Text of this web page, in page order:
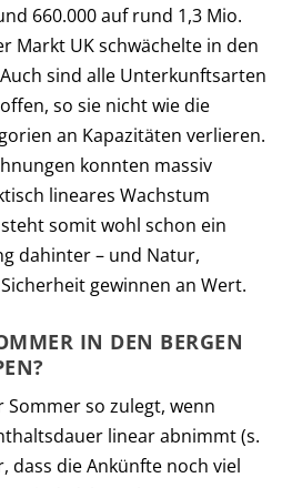
660.000 auf rund 1,3 Mio.
Markt UK schwächelte in den
sind alle Unterkunftsarten
so sie nicht wie die
an Kapazitäten verlieren.
konnten massiv
lineares Wachstum
somit wohl schon ein
dahinter – und Natur,
gewinnen an Wert.
IN DEN BERGEN
Sommer so zulegt, wenn
linear abnimmt (s.
dass die Ankünfte noch viel